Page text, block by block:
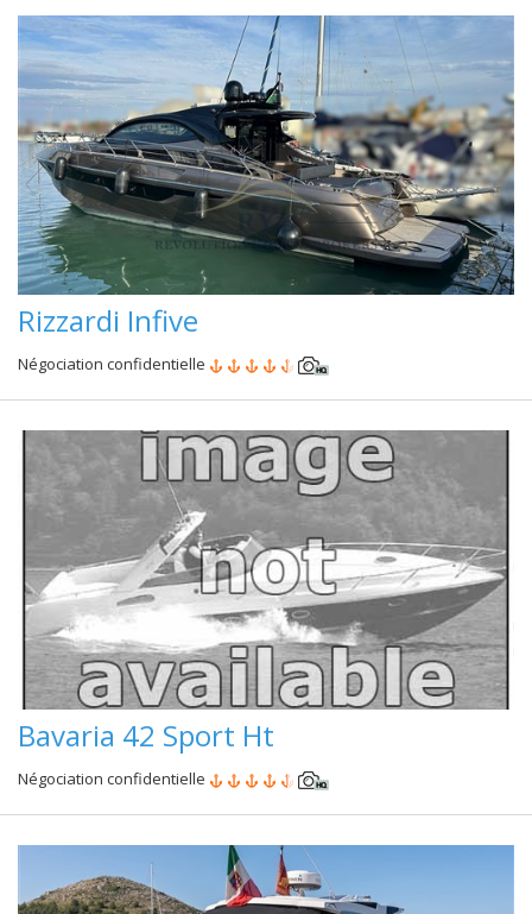
Rizzardi Infive
Négociation confidentielle
Bavaria 42 Sport Ht
Négociation confidentielle